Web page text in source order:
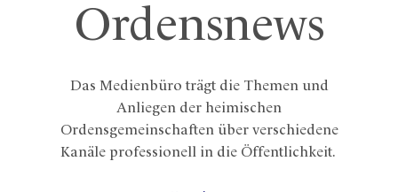
Ordensnews
Das Medienbüro trägt die Themen und
Anliegen der heimischen
Ordensgemeinschaften über verschiedene
Kanäle professionell in die Öffentlichkeit.